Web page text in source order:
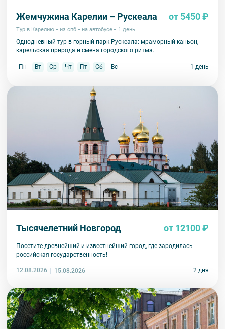
Жемчужина Карелии – Рускеала от 5450 ₽
Тур в Карелию из спб на автобусе 1 день
Однодневный тур в горный парк Рускеала: мраморный каньон,
карельская природа и смена городского ритма.
Пн Вт Ср Чт Пт Сб Вс 1 день
Тысячелетний Новгород от 12100 ₽
Посетите древнейший и известнейший город, где зародилась
российская государственность!
12.08.2026 15.08.2026 2 дня